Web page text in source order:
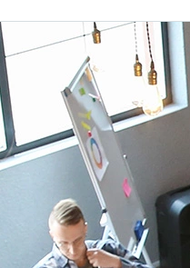
de la qualité du réseau routier